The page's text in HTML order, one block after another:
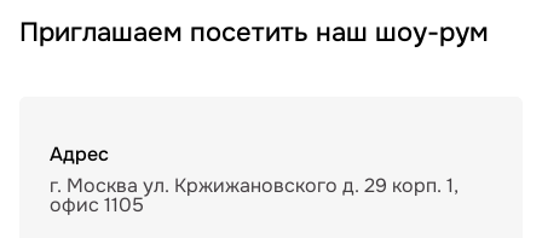
Приглашаем посетить наш шоу-рум
Адрес
г. Москва ул. Кржижановского д. 29 корп. 1,
офис 1105